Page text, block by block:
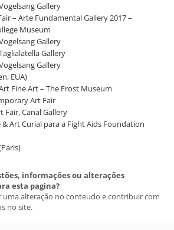
Gallery
– Arte Fundamental Gallery 2017 –
Museum
Gallery
Gallery
Gallery
EUA)
Fine Art – The Frost Museum
Art Fair
Fair, Canal Gallery
& Art Curial para a Fight Aids Foundation
informações ou alterações
esta pagina?
uma alteração no conteudo e contribuir com
no site.